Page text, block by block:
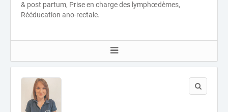
& post partum, Prise en charge des lymphœdèmes,
Rééducation ano-rectale.